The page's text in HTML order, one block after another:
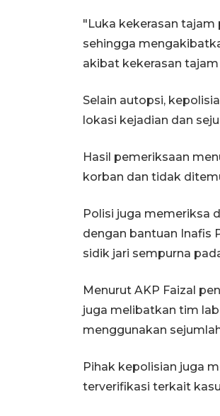
"Luka kekerasan tajam
sehingga
akibat kekerasan
Selain autopsi,
lokasi kejadian dan
Hasil pemeriksaan
korban dan tidak
Polisi juga memeriksa
dengan bantuan Inafis
sidik jari sempurna
Menurut AKP Faizal
juga melibatkan tim
menggunakan
Pihak kepolisian juga
terverifikasi terkait